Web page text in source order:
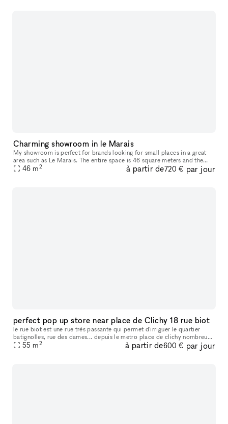
Charming showroom in le Marais
My showroom is perfect for brands looking for small places in a great
area such as Le Marais. The entire space is 46 square meters and the
showroom area is about 25 square meters. My place includes f
46 m2 à partir de720 € par jour
perfect pop up store near place de Clichy 18 rue biot
le rue biot est une rue très passante qui permet d'irriguer le quartier
batignolles, rue des dames... depuis le metro place de clichy nombreux
cafés et restaurants salle de spectacle à proximité cli
55 m2 à partir de600 € par jour